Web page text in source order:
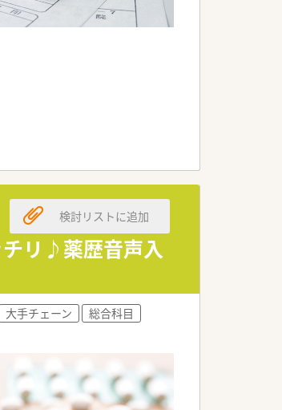
チリ♪薬歴音声入
検討リストに追加
大手チェーン
総合科目